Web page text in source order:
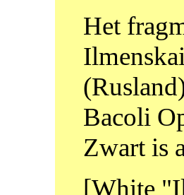
Het
Bacoli
Zwart is
[White